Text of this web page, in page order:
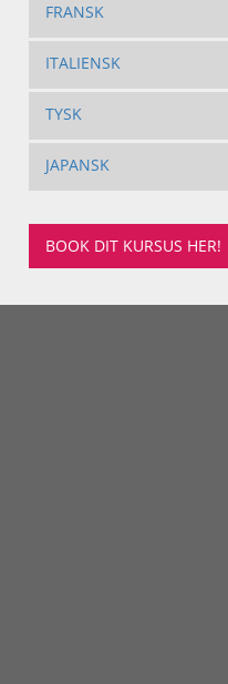
FRANSK
ITALIENSK
TYSK
JAPANSK
BOOK DIT KURSUS HER!